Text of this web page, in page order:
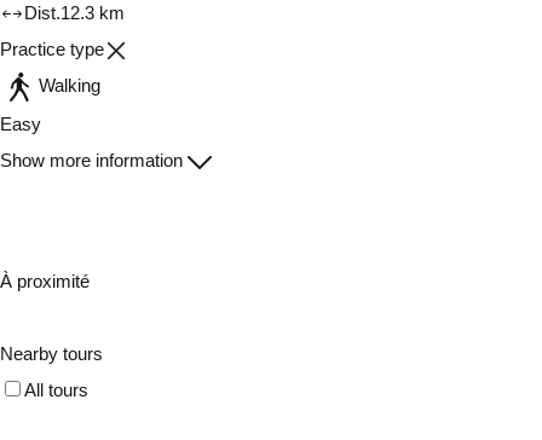
Dist.12.3 km
Practice type
Walking
Easy
Show more information
À proximité
Nearby tours
All tours